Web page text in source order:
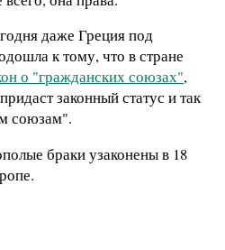
даже Греция под
к тому, что в стране
о "гражданских союзах",
законный статус и так
союзам".
браки узаконены в 18